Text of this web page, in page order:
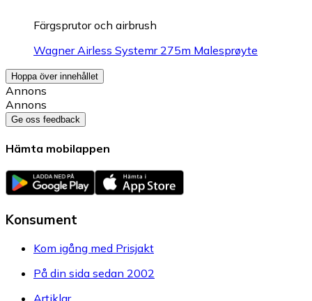
Färgsprutor och airbrush
Wagner Airless Systemr 275m Malesprøyte
Hoppa över innehållet
Annons
Annons
Ge oss feedback
Hämta mobilappen
Konsument
Kom igång med Prisjakt
På din sida sedan 2002
Artiklar